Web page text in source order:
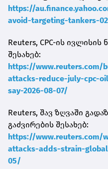
https://
avoid-targeting-tankers-
Reuters, CPC-ის
შესახებ:
https://www.reuters.com/
attacks-reduce-july-cpc-
say-2026-08-07/
Reuters, შავ ზღვაში
გაძვირების შესახებ:
https://www.reuters.com/
attacks-adds-strain-
05/